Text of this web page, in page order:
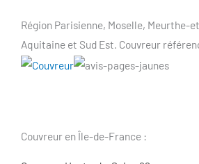
Région Parisienne, Moselle, Meurthe-
Aquitaine et Sud Est. Couvreur
Couvreur en Île-de-France :